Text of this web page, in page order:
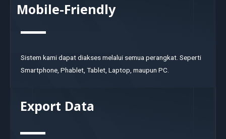
Mobile-Friendly
Sistem kami dapat diakses melalui semua perangkat. Seperti
Smartphone, Phablet, Tablet, Laptop, maupun PC.
Export Data